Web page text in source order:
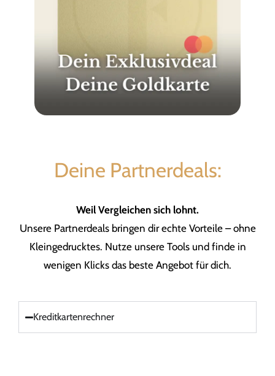
Deine Partnerdeals:
Weil Vergleichen sich lohnt.
Unsere Partnerdeals bringen dir echte Vorteile – ohne
Kleingedrucktes. Nutze unsere Tools und finde in
wenigen Klicks das beste Angebot für dich.
Kreditkartenrechner